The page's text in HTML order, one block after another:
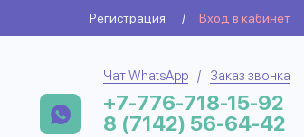
Регистрация / Вход в кабинет
Чат WhatsApp / Заказ звонка
+7-776-718-15-92
8 (7142) 56-64-42